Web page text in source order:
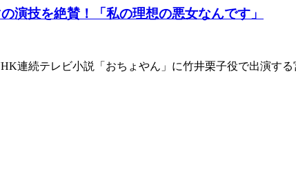
演技を絶賛！「私の理想の悪女なんです」
連続テレビ小説「おちょやん」に竹井栗子役で出演す